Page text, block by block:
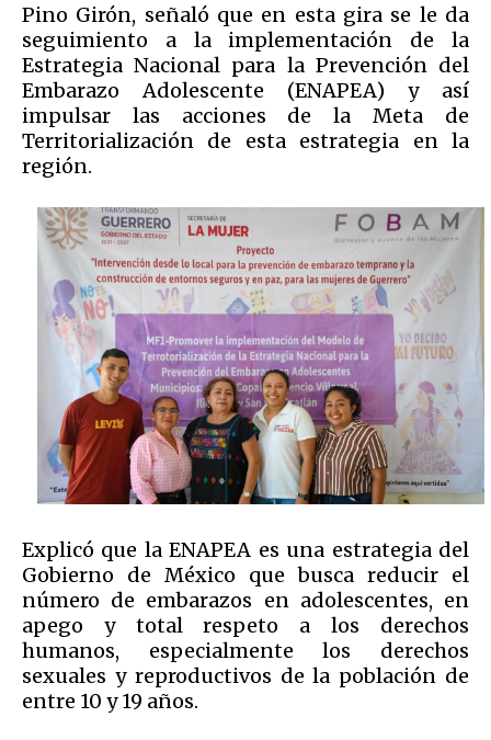
Pino Girón, señaló que en esta gira se le da
seguimiento a la implementación de la
Estrategia Nacional para la Prevención del
Embarazo Adolescente (ENAPEA) y así
impulsar las acciones de la Meta de
Territorialización de esta estrategia en la
región.
Explicó que la ENAPEA es una estrategia del
Gobierno de México que busca reducir el
número de embarazos en adolescentes, en
apego y total respeto a los derechos
humanos, especialmente los derechos
sexuales y reproductivos de la población de
entre 10 y 19 años.